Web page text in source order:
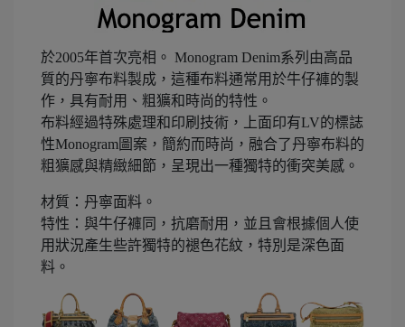
於2005年首次亮相。 Monogram Denim系列由高品
質的丹寧布料製成，這種布料通常用於牛仔褲的製
作，具有耐用、粗獷和時尚的特性。
布料經過特殊處理和印刷技術，上面印有LV的標誌
性Monogram圖案，簡約而時尚，融合了丹寧布料的
粗獷感與精緻細節，呈現出一種獨特的衝突美感。
材質：丹寧面料。
特性：與牛仔褲同，抗磨耐用，並且會根據個人使
用狀況產生些許獨特的褪色花紋，特別是深色面
料。